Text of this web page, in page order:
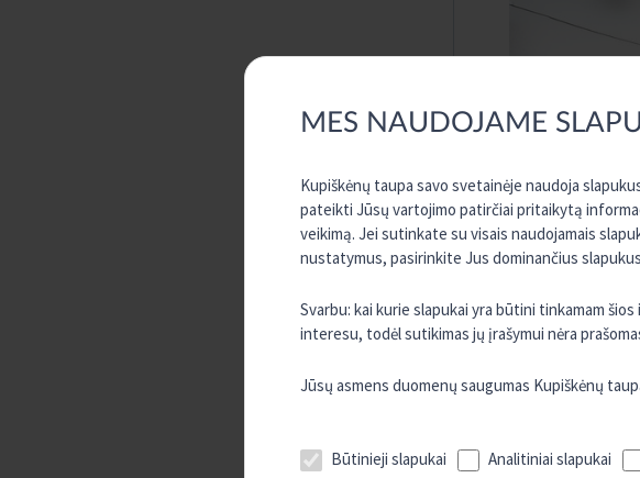
MES NAUDOJAME
Kupiškėnų taupa savo svetainėje naudoja
pateikti Jūsų vartojimo patirčiai pritaikytą
veikimą. Jei sutinkate su visais naudojamais
nustatymus, pasirinkite Jus dominančius
Svarbu: kai kurie slapukai yra būtini tinkamam
interesu, todėl sutikimas jų įrašymui nėra
Jūsų asmens duomenų saugumas Kupiškėnų
Būtinieji slapukai Analitiniai slapukai
Šiame puslapyje
JCKU kaip
veikiančios visoje